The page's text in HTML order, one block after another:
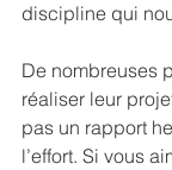
discipline qui
De nombreuses
réaliser leur
pas un rapport
l’effort. Si vous